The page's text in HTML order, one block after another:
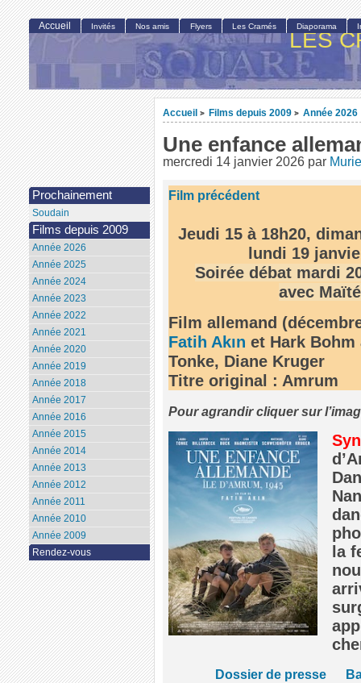
LES
Accueil > Films depuis 2009 > Année 2026
Une enfance
mercredi 14 janvier 2026 par
Film précédent
Jeudi 15 à 18h20,
lundi 19
Soirée débat mardi
avec
Film allemand
Fatih Akın et Hark
Tonke, Diane Kruger
Titre original : Amrum
Pour agrandir cliquer sur
la
Dossier de presse
Accueil Invités Nos amis Flyers Les Cramés Diaporama
Prochainement
Soudain
Films depuis 2009
Année 2026
Année 2025
Année 2024
Année 2023
Année 2022
Année 2021
Année 2020
Année 2019
Année 2018
Année 2017
Année 2016
Année 2015
Année 2014
Année 2013
Année 2012
Année 2011
Année 2010
Année 2009
Rendez-vous